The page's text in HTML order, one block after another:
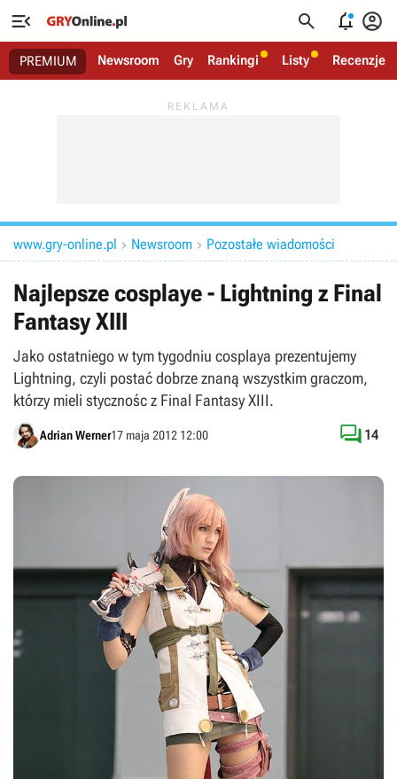
   
PREMIUM Newsroom Gry Rankingi Listy Recenzje
www.gry-online.pl  Newsroom  Pozostałe wiadomości
Najlepsze cosplaye - Lightning z Final
Fantasy XIII
Jako ostatniego w tym tygodniu cosplaya prezentujemy
Lightning, czyli postać dobrze znaną wszystkim graczom,
którzy mieli stycznośc z Final Fantasy XIII.
Adrian Werner17 maja 2012 12:00  14